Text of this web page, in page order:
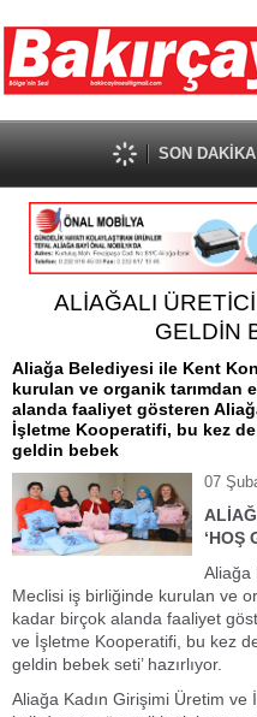
SON DAKİKA
ALİAĞALI
GELDİN
Aliağa Belediyesi ile Kent
kurulan ve organik tarımdan
alanda faaliyet gösteren
İşletme Kooperatifi, bu kez
geldin bebek
07
‘HOŞ
Aliağa
Meclisi iş birliğinde kurulan ve
kadar birçok alanda faaliyet
ve İşletme Kooperatifi, bu kez
geldin bebek seti’ hazırlıyor.
Aliağa Kadın Girişimi Üretim ve